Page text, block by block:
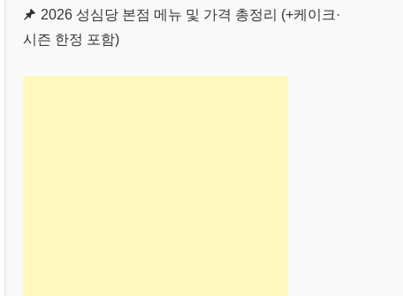
2026 성심당 본점 메뉴 및 가격 총정리 (+케이크·
시즌 한정 포함)